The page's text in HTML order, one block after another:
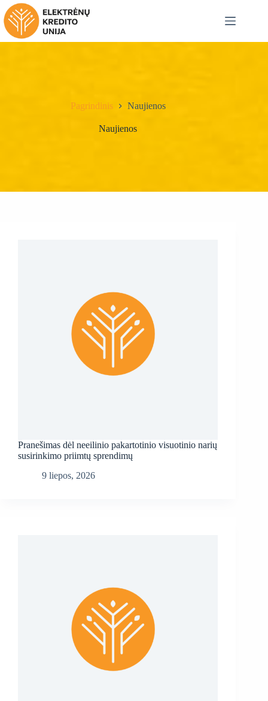
Skip
to
content
Pagrindinis Naujienos
Naujienos
Pranešimas dėl neeilinio pakartotinio visuotinio narių
susirinkimo priimtų sprendimų
9 liepos, 2026